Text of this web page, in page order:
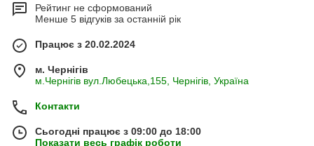
Рейтинг не сформований
Менше 5 відгуків за останній рік
Працює з 20.02.2024
м. Чернігів
м.Чернігів вул.Любецька,155, Чернігів, Україна
Контакти
Сьогодні працює з 09:00 до 18:00
Показати весь графік роботи